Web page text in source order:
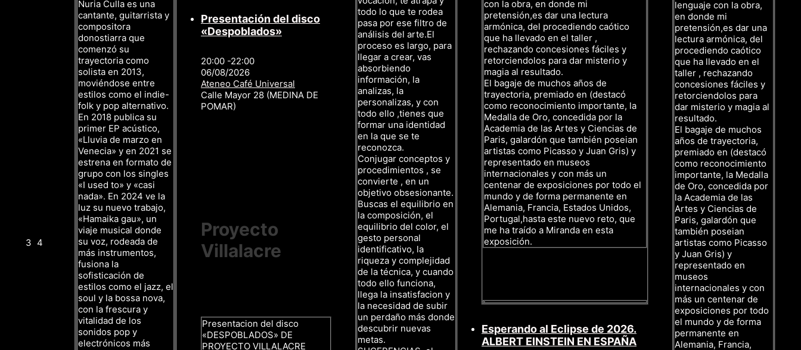
3 4
Nuria Culla es una
cantante, guitarrista y
compositora
donostiarra que
comenzó su
trayectoria como
solista en 2013,
moviéndose entre
estilos como el indie-
folk y pop alternativo.
En 2018 publica su
primer EP acústico,
«Lluvia de marzo en
Venecia» y en 2021 se
estrena en formato de
grupo con los singles
«I used to» y «casi
nada». En 2024 ve la
luz su nuevo trabajo,
«Hamaika gau», un
viaje musical donde
su voz, rodeada de
más instrumentos,
fusiona la
sofisticación de
estilos como el jazz, el
soul y la bossa nova,
con la frescura y
vitalidad de los
sonidos pop y
electrónicos más
Presentación del disco
«Despoblados»
20:00 -22:00
06/08/2026
Ateneo Café Universal
Calle Mayor 28 (MEDINA DE
POMAR)
Proyecto
Villalacre
Presentacion del disco
«DESPOBLADOS» DE
PROYECTO VILLALACRE
todo lo que te rodea
pasa por ese filtro de
análisis del arte.El
proceso es largo, para
llegar a crear, vas
absorbiendo
información, la
analizas, la
personalizas, y con
todo ello ,tienes que
formar una identidad
en la que se te
reconozca.
Conjugar conceptos y
procedimientos , se
convierte , en un
objetivo obsesionante.
Buscas el equilibrio en
la composición, el
equilibrio del color, el
gesto personal
identificativo, la
riqueza y complejidad
de la técnica, y cuando
todo ello funciona,
llega la insatisfacion y
la necesidad de subir
un perdaño más donde
descubrir nuevas
metas.
con la obra, en donde mi
pretensión,es dar una lectura
armónica, del procediendo caótico
que ha llevado en el taller ,
rechazando concesiones fáciles y
retorciendolos para dar misterio y
magia al resultado.
El bagaje de muchos años de
trayectoria, premiado en (destacó
como reconocimiento importante, la
Medalla de Oro, concedida por la
Academia de las Artes y Ciencias de
Paris, galardón que también poseian
artistas como Picasso y Juan Gris) y
representado en museos
internacionales y con más un
centenar de exposiciones por todo el
mundo y de forma permanente en
Alemania, Francia, Estados Unidos,
Portugal,hasta este nuevo reto, que
me ha traído a Miranda en esta
exposición.
Esperando al Eclipse de 2026.
ALBERT EINSTEIN EN ESPAÑA
lenguaje con la obra,
en donde mi
pretensión,es dar una
lectura armónica, del
procediendo caótico
que ha llevado en el
taller , rechazando
concesiones fáciles y
retorciendolos para
dar misterio y magia al
resultado.
El bagaje de muchos
años de trayectoria,
premiado en (destacó
como reconocimiento
importante, la Medalla
de Oro, concedida por
la Academia de las
Artes y Ciencias de
Paris, galardón que
también poseian
artistas como Picasso
y Juan Gris) y
representado en
museos
internacionales y con
más un centenar de
exposiciones por todo
el mundo y de forma
permanente en
Alemania, Francia,